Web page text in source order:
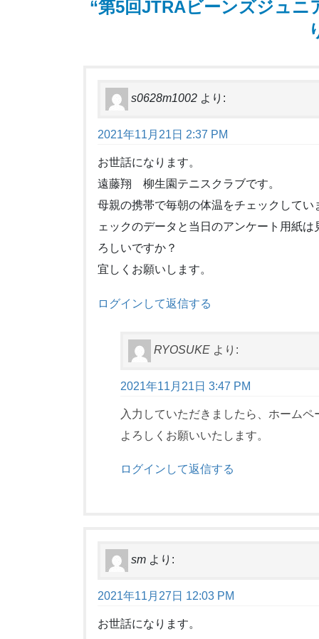
“第5回JTRAビーンズジュニ
s0628m1002 より:
2021年11月21日 2:37 PM
お世話になります。
遠藤翔 柳生園テニスクラブです。
母親の携帯で毎朝の体温をチェックして
ェックのデータと当日のアンケート用紙
ろしいですか？
宜しくお願いします。
ログインして返信する
RYOSUKE より:
2021年11月21日 3:47 PM
入力していただきましたら、ホーム
よろしくお願いいたします。
ログインして返信する
sm より:
2021年11月27日 12:03 PM
お世話になります。